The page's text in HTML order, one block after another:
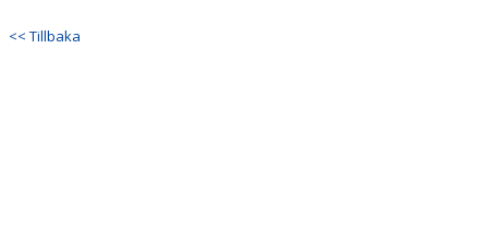
VÅRA AVGIFTER
<< Tillbaka